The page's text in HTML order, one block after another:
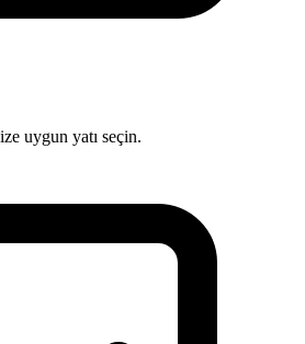
uygun yatı seçin.